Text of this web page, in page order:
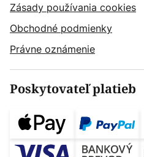
Zásady používania cookies
Obchodné podmienky
Právne oznámenie
Poskytovateľ platieb